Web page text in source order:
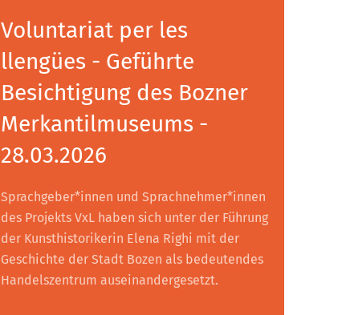
Voluntariat per les
llengües - Geführte
Besichtigung des Bozner
Merkantilmuseums -
28.03.2026
Sprachgeber*innen und Sprachnehmer*innen
des Projekts VxL haben sich unter der Führung
der Kunsthistorikerin Elena Righi mit der
Geschichte der Stadt Bozen als bedeutendes
Handelszentrum auseinandergesetzt.